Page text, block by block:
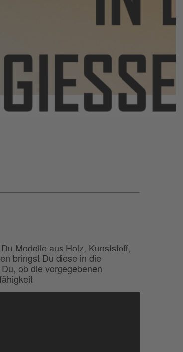
Modelle aus Holz, Kunststoff,
bringst Du diese in die
ob die vorgegebenen